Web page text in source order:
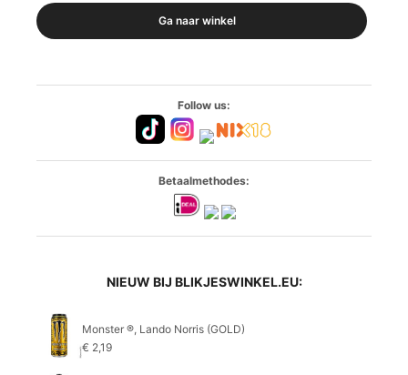
Ga naar winkel
Follow us:
Betaalmethodes:
NIEUW BIJ BLIKJESWINKEL.EU:
Monster ®, Lando Norris (GOLD)
€ 2,19